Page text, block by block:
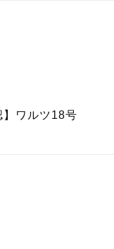
】ワルツ18号